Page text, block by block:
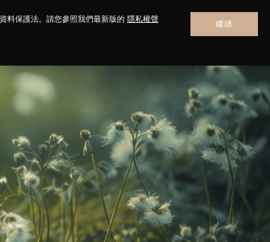
料保護法。請您參照我們最新版的 隱私權聲
繼續
聯絡我們